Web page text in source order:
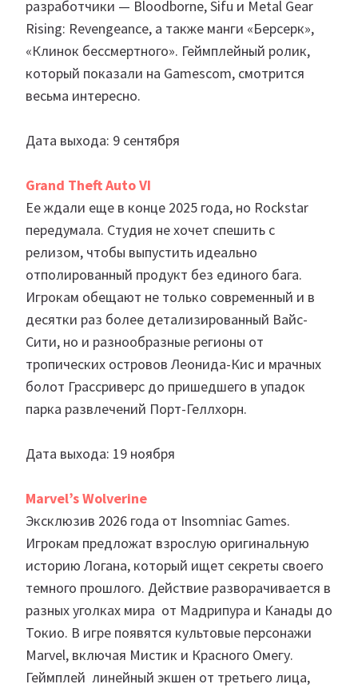
разработчики — Bloodborne, Sifu и Metal Gear
Rising: Revengeance, а также манги «Берсерк»,
«Клинок бессмертного». Геймплейный ролик,
который показали на Gamescom, смотрится
весьма интересно.
Дата выхода: 9 сентября
Grand Theft Auto VI
Ее ждали еще в конце 2025 года, но Rockstar
передумала. Студия не хочет спешить с
релизом, чтобы выпустить идеально
отполированный продукт без единого бага.
Игрокам обещают не только современный и в
десятки раз более детализированный Вайс-
Сити, но и разнообразные регионы от
тропических островов Леонида-Кис и мрачных
болот Грассриверс до пришедшего в упадок
парка развлечений Порт-Геллхорн.
Дата выхода: 19 ноября
Marvel’s Wolverine
Эксклюзив 2026 года от Insomniac Games.
Игрокам предложат взрослую оригинальную
историю Логана, который ищет секреты своего
темного прошлого. Действие разворачивается в
разных уголках мира от Мадрипура и Канады до
Токио. В игре появятся культовые персонажи
Marvel, включая Мистик и Красного Омегу.
Геймплей линейный экшен от третьего лица,